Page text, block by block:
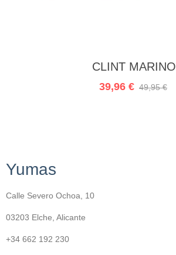
Ajouter au panier
CLINT MARINO
39,96 € 49,95 €
Yumas
Calle Severo Ochoa, 10
03203 Elche, Alicante
+34 662 192 230